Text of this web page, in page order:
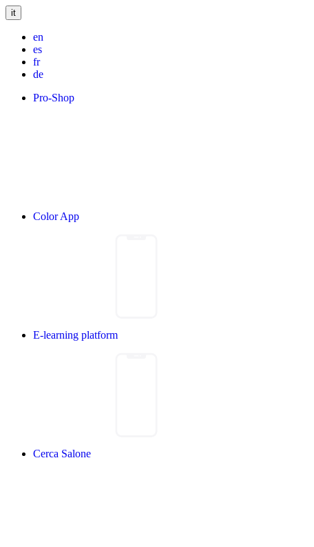
it
en
es
fr
de
Pro-Shop
Color App
E-learning platform
Cerca Salone